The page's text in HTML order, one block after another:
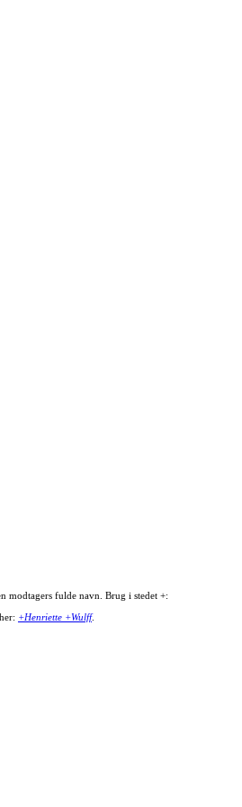
modtagers fulde navn. Brug i stedet +:
+Henriette +Wulff.